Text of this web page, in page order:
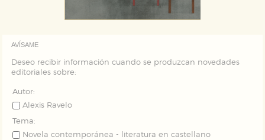
AVÍSAME
Deseo recibir información cuando se produzcan novedades
editoriales sobre:
Autor:
Alexis Ravelo
Tema:
Novela contemporánea - literatura en castellano